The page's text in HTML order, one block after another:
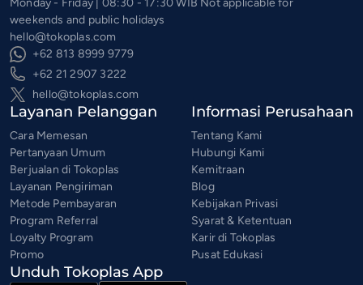
Monday - Friday | 08:30 - 17:30 WIB Not applicable for
weekends and public holidays
hello@tokoplas.com
+62 813 8999 9779
+62 21 2907 3222
hello@tokoplas.com
Layanan Pelanggan
Cara Memesan
Pertanyaan Umum
Berjualan di Tokoplas
Layanan Pengiriman
Metode Pembayaran
Program Referral
Loyalty Program
Promo
Informasi Perusahaan
Tentang Kami
Hubungi Kami
Kemitraan
Blog
Kebijakan Privasi
Syarat & Ketentuan
Karir di Tokoplas
Pusat Edukasi
Unduh Tokoplas App